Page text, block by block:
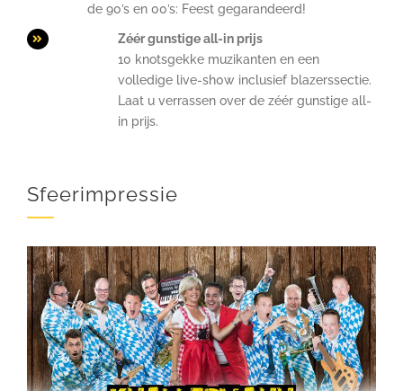
de 90’s en 00’s: Feest gegarandeerd!
Zéér gunstige all-in prijs
10 knotsgekke muzikanten en een
volledige live-sh0w inclusief blazerssectie.
Laat u verrassen over de zéér gunstige all-
in prijs.
Sfeerimpressie